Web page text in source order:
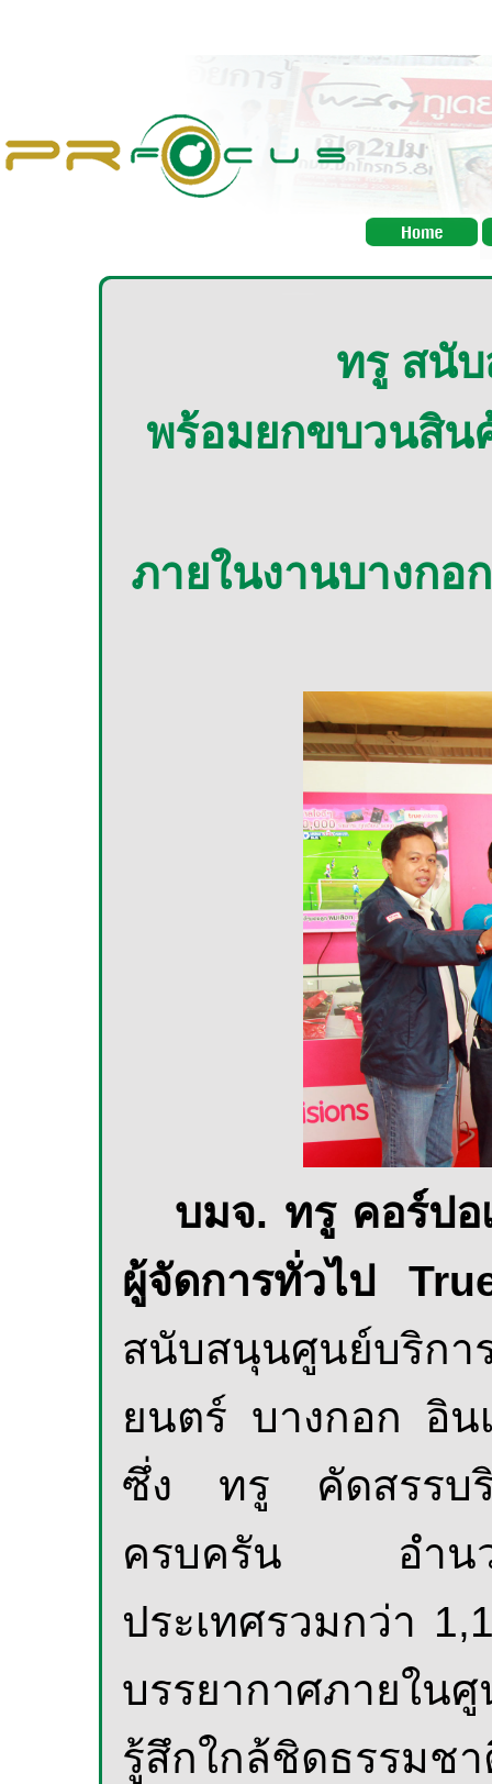
ทรู สนั
พร้อมยกขบวนสิน
ภายในงานบางกอ
บมจ. ทรู คอร์ปอ
ผู้จัดการทั่วไป
สนับสนุนศูนย์บริก
ยนตร์ บางกอก อิน
ซึ่ง ทรู คัดสรรบริก
ครบครัน อำนวย
ประเทศรวมกว่า
บรรยากาศภายใน
รู้สึกใกล้ชิดธรรม